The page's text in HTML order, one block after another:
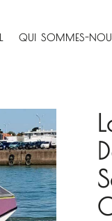
QUI SOMMES-